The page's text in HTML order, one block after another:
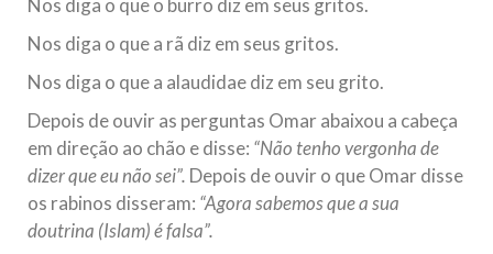
Nos diga o que o burro diz em seus gritos.
Nos diga o que a rã diz em seus gritos.
Nos diga o que a alaudidae diz em seu grito.
Depois de ouvir as perguntas Omar abaixou a cabeça
em direção ao chão e disse: “Não tenho vergonha de
dizer que eu não sei”. Depois de ouvir o que Omar disse
os rabinos disseram: “Agora sabemos que a sua
doutrina (Islam) é falsa”.